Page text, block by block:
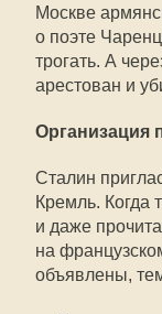
Москве
о поэте
трогать. А
арестован и
Организация
Сталин
Кремль. Когда
и даже
на
объявлены,